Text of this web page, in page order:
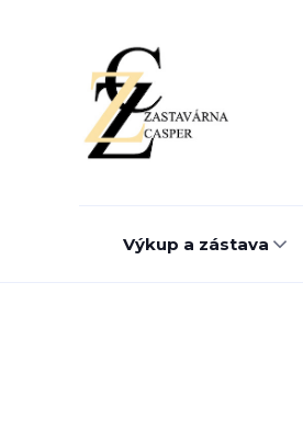
Výkup a zástava